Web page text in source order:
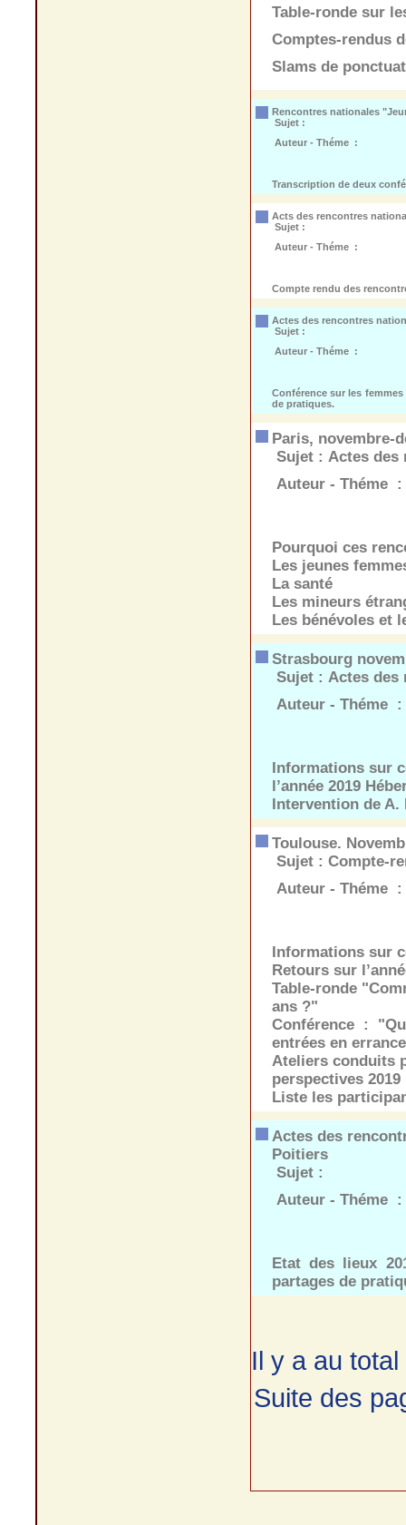
Table-ronde sur
Comptes-rendus
Slams de
Rencontres nationales
Sujet :
Auteur - Théme :
Transcription de deux
Acts des rencontres
Sujet :
Auteur - Théme :
Compte rendu des
Actes des rencontres
Sujet :
Auteur - Théme :
Conférence sur les
de pratiques.
Paris, novembre-
Sujet : Actes des
Auteur - Théme :
Pourquoi ces
Les jeunes
La santé
Les mineurs
Les bénévoles et
Strasbourg
Sujet : Actes des
Auteur - Théme :
Informations sur
l’année 2019
Intervention de A.
Toulouse.
Sujet : Compte-
Auteur - Théme :
Informations sur
Retours sur
Table-ronde
ans ?"
Conférence :
entrées en
Ateliers conduits
perspectives 2019
Liste les
Actes des
Poitiers
Sujet :
Auteur - Théme :
Etat des lieux
partages de
Il y a au
Suite des